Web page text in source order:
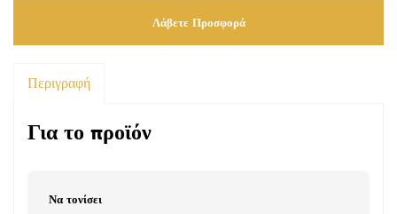
Λάβετε Προσφορά
Περιγραφή
Για το προϊόν
Να τονίσει